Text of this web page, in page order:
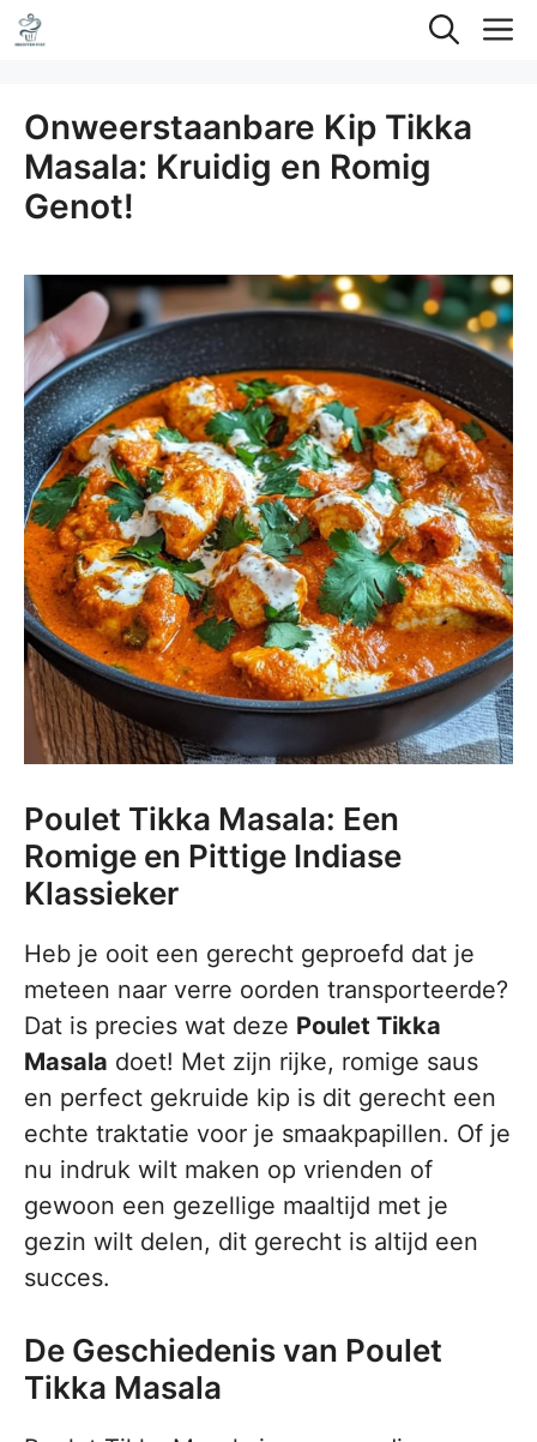
Ga
naar
inhoud
Onweerstaanbare Kip Tikka
Masala: Kruidig en Romig
Genot!
Poulet Tikka Masala: Een
Romige en Pittige Indiase
Klassieker
Heb je ooit een gerecht geproefd dat je
meteen naar verre oorden transporteerde?
Dat is precies wat deze Poulet Tikka
Masala doet! Met zijn rijke, romige saus
en perfect gekruide kip is dit gerecht een
echte traktatie voor je smaakpapillen. Of je
nu indruk wilt maken op vrienden of
gewoon een gezellige maaltijd met je
gezin wilt delen, dit gerecht is altijd een
succes.
De Geschiedenis van Poulet
Tikka Masala